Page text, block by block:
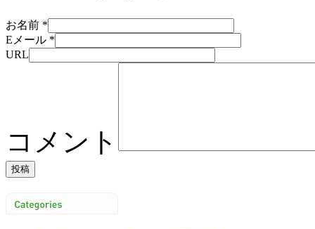
お名前 *
Eメール *
URL
コメント